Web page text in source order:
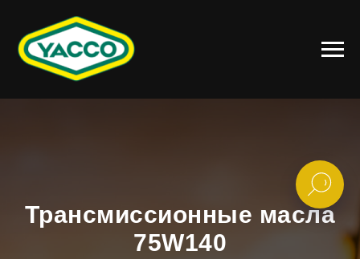
Трансмиссионные масла
75W140